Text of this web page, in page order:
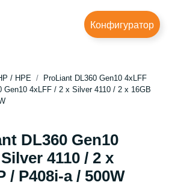
Конфигуратор
/ HPE
ProLiant DL360 Gen10 4xLFF
Gen10 4xLFF / 2 x Silver 4110 / 2 x 16GB
DL360 Gen10
4110 / 2 x
/ P408i-a / 500W